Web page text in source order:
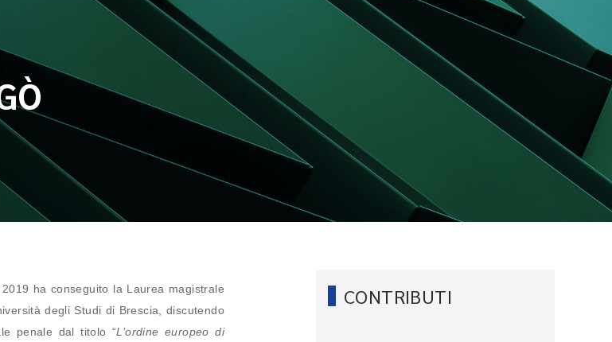
ha conseguito la Laurea magistrale
degli Studi di Brescia, discutendo
penale dal titolo “L’ordine europeo di
CONTRIBUTI